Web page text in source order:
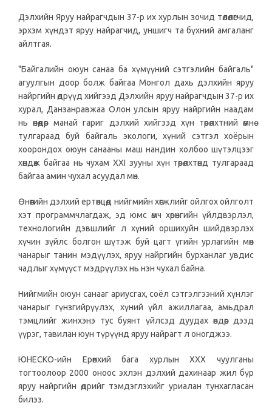
Дэлхийн Яруу найрагчдын 37-р их хурлын зочид төлөөлөгчид,
эрхэм хүндэт яруу найрагчид, уншигч та бүхний амгаланг
айлтгая.
"Байгалийн оюун санаа ба хүмүүний сэтгэлийн байгаль"
агуулгын доор болж байгаа Монгол дахь дэлхийн яруу
найргийн өдрүүд хийгээд Дэлхийн яруу найрагчдын 37-р их
хурал, Данзанравжаа Олон улсын яруу найргийн наадам
нь өнөөдөр манай гариг дэлхий хийгээд хүн төрөлхтний өмнө
тулгараад буй байгаль экологи, хүний сэтгэл хоёрын
хоорондох оюун санааны маш нандин холбоо шүтэлцээг
хөндөж байгаа нь чухам XXI зууны хүн төрөлхтөнд тулгараад
байгаа амин чухал асуудал мөн.
Өнөөгийн дэлхий ертөнцөд нийгмийн хөгжлийг ойлгох ойлголт
хэт программчлагдаж, эд юмс өмч хөрөнгийн үйлдвэрлэл,
технологийн дэвшлийг л хүний оршихуйн шийдвэрлэх
хүчин зүйлс болгон шүтэж буй цагт үгийн урлагийн мөн
чанарыг танин мэдүүлэх, яруу найргийн бурханлаг увдис
чадлыг хүмүүст мэдрүүлэх нь нэн чухал байна.
Нийгмийн оюун санааг ариусгах, соёл сэтгэлгээний хүнлэг
чанарыг гүнзгийрүүлэх, хүний үйл ажиллагаа, амьдрал
тэмцлийг жинхэнэ тус буянт үйлсэд дуудах өндөр дээд
үүрэг, тавилан юун түрүүнд яруу найрагт л оногджээ.
ЮНЕСКО-ийн Ерөнхий бага хурлын ХХХ чуулганы
тогтоолоор 2000 оноос эхлэн дэлхий дахинаар жил бүр
яруу найргийн өдрийг тэмдэглэхийг уриалан тунхагласан
билээ.